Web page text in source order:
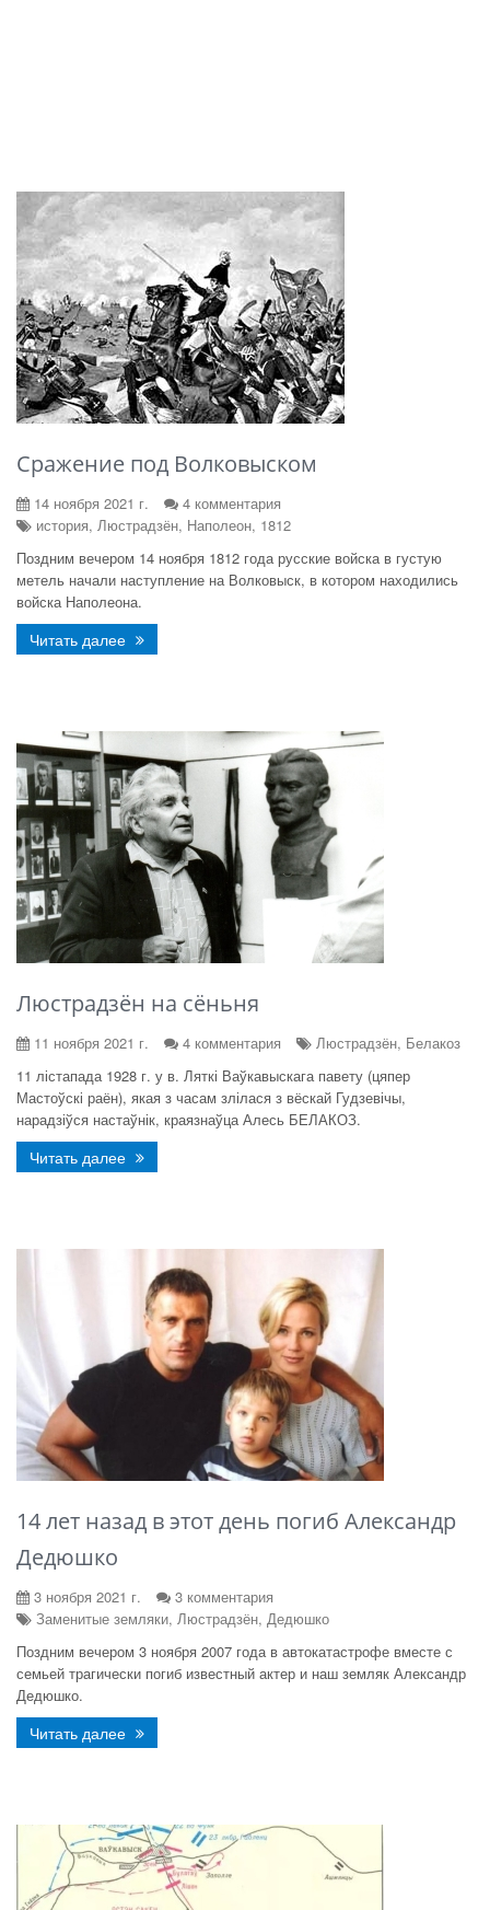
Сражение под Волковыском
14 ноября 2021 г.
4 комментария
история, Люстрадзён, Наполеон, 1812
Поздним вечером 14 ноября 1812 года русские войска в густую
метель начали наступление на Волковыск, в котором находились
войска Наполеона.
Читать далее
Люстрадзён на сёньня
11 ноября 2021 г. 4 комментария
Люстрадзён, Белакоз
11 лістапада 1928 г. у в. Ляткі Ваўкавыскага павету (цяпер
Мастоўскі раён), якая з часам злілася з вёскай Гудзевічы,
нарадзіўся настаўнік, краязнаўца Алесь БЕЛАКОЗ.
Читать далее
14 лет назад в этот день погиб Александр
Дедюшко
3 ноября 2021 г.
3 комментария
Заменитые земляки, Люстрадзён, Дедюшко
Поздним вечером 3 ноября 2007 года в автокатастрофе вместе с
семьей трагически погиб известный актер и наш земляк Александр
Дедюшко.
Читать далее